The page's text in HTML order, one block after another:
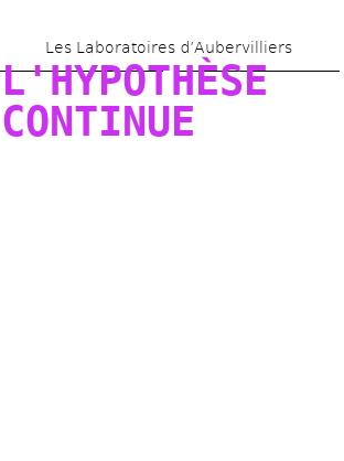
Les Laboratoires d’Aubervilliers
L'HYPOTHÈSE
CONTINUE